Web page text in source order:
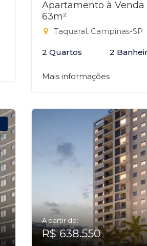
Apartamento à Venda
63m²
Taquaral, Campinas-SP
2 Quartos 2
Mais informações
A partir de:
R$ 638.550